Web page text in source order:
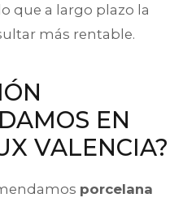
que a largo plazo la
más rentable.
EN
VALENCIA?
porcelana